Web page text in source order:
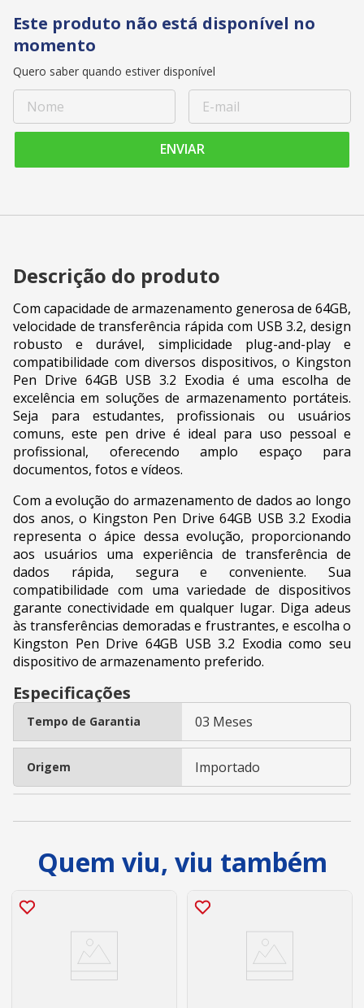
Este produto não está disponível no
momento
Quero saber quando estiver disponível
ENVIAR
Descrição do produto
Com capacidade de armazenamento generosa de 64GB,
velocidade de transferência rápida com USB 3.2, design
robusto e durável, simplicidade plug-and-play e
compatibilidade com diversos dispositivos, o Kingston
Pen Drive 64GB USB 3.2 Exodia é uma escolha de
excelência em soluções de armazenamento portáteis.
Seja para estudantes, profissionais ou usuários
comuns, este pen drive é ideal para uso pessoal e
profissional, oferecendo amplo espaço para
documentos, fotos e vídeos.
Com a evolução do armazenamento de dados ao longo
dos anos, o Kingston Pen Drive 64GB USB 3.2 Exodia
representa o ápice dessa evolução, proporcionando
aos usuários uma experiência de transferência de
dados rápida, segura e conveniente. Sua
compatibilidade com uma variedade de dispositivos
garante conectividade em qualquer lugar. Diga adeus
às transferências demoradas e frustrantes, e escolha o
Kingston Pen Drive 64GB USB 3.2 Exodia como seu
dispositivo de armazenamento preferido.
Especificações
Tempo de Garantia 03 Meses
Origem Importado
Quem viu, viu também